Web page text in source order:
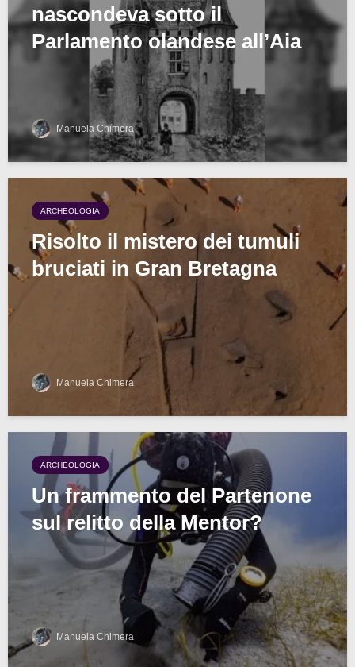
nascondeva sotto il
Parlamento olandese all’Aia
Manuela Chimera
ARCHEOLOGIA
Risolto il mistero dei tumuli
bruciati in Gran Bretagna
Manuela Chimera
ARCHEOLOGIA
Un frammento del Partenone
sul relitto della Mentor?
Manuela Chimera